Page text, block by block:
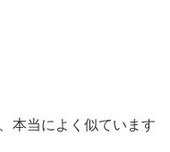
本当によく似ています